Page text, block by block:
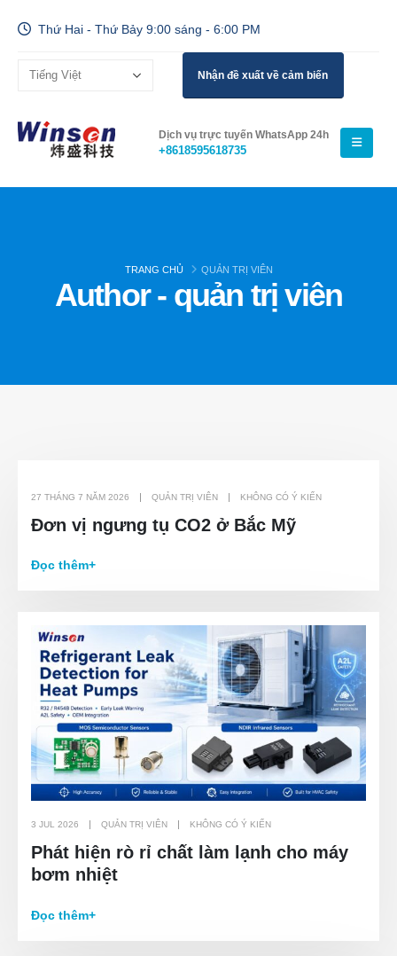
Thứ Hai - Thứ Bảy 9:00 sáng - 6:00 PM
Nhận đề xuất về cảm biến
Dịch vụ trực tuyến WhatsApp 24h
+8618595618735
TRANG CHỦ QUẢN TRỊ VIÊN
Author -quản trị viên
27 THÁNG 7 NĂM 2026 QUẢN TRỊ VIÊN KHÔNG CÓ Ý KIẾN
Đơn vị ngưng tụ CO2 ở Bắc Mỹ
Đọc thêm+
3 JUL 2026 QUẢN TRỊ VIÊN KHÔNG CÓ Ý KIẾN
Phát hiện rò rỉ chất làm lạnh cho máy
bơm nhiệt
Đọc thêm+